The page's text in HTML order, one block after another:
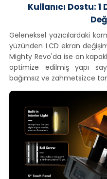
Kullanıcı Dostu:
Geleneksel yazıcılardaki
yüzünden LCD ekran
Mighty Revo'da ise ön
optimize edilmiş yapı
bağımsız ve zahmetsizce